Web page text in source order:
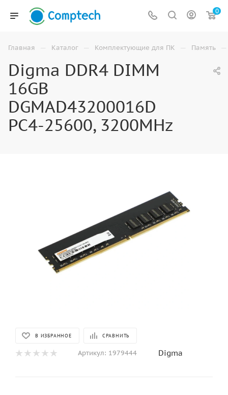
0
Главная — Каталог — Комплектующие для ПК — Память —
Digma DDR4 DIMM
16GB
DGMAD43200016D
PC4-25600, 3200MHz
В ИЗБРАННОЕ СРАВНИТЬ
Артикул: 1979444 Digma